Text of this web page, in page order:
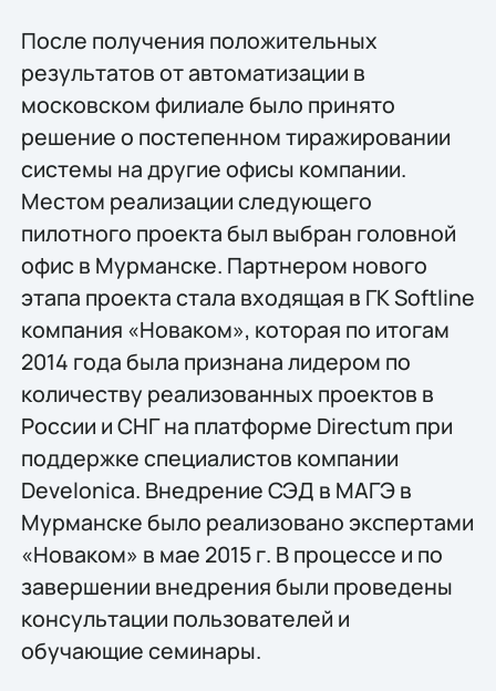
После получения положительных
результатов от автоматизации в
московском филиале было принято
решение о постепенном тиражировании
системы на другие офисы компании.
Местом реализации следующего
пилотного проекта был выбран головной
офис в Мурманске. Партнером нового
этапа проекта стала входящая в ГК Softline
компания «Новаком», которая по итогам
2014 года была признана лидером по
количеству реализованных проектов в
России и СНГ на платформе Directum при
поддержке специалистов компании
Develonica. Внедрение СЭД в МАГЭ в
Мурманске было реализовано экспертами
«Новаком» в мае 2015 г. В процессе и по
завершении внедрения были проведены
консультации пользователей и
обучающие семинары.